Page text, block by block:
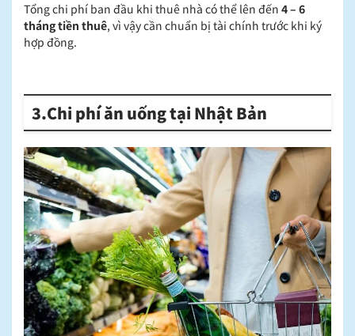
Tổng chi phí ban đầu khi thuê nhà có thể lên đến 4 – 6
tháng tiền thuê, vì vậy cần chuẩn bị tài chính trước khi ký
hợp đồng.
3.Chi phí ăn uống tại Nhật Bản